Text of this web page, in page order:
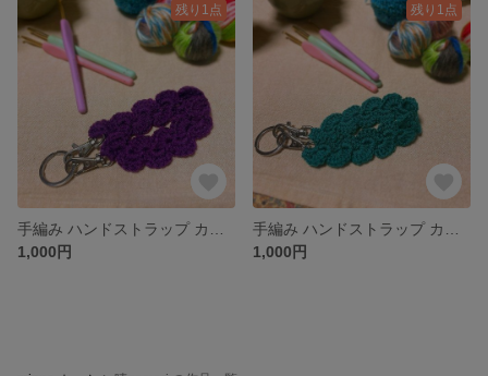
残り1点
1,000円
残り1点
1,000円